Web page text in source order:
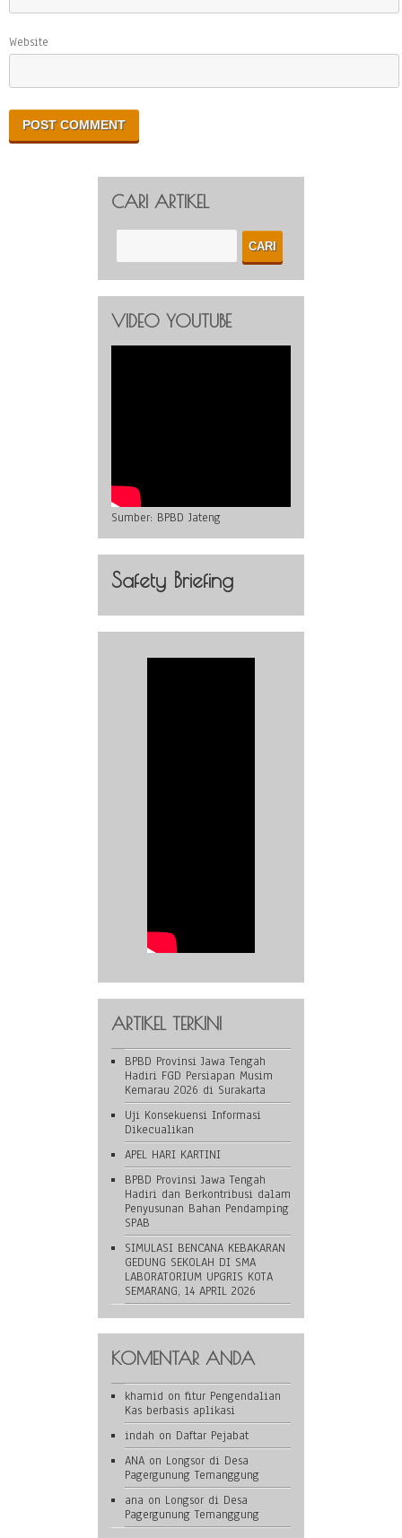
Website
CARI ARTIKEL
VIDEO YOUTUBE
Sumber: BPBD Jateng
Safety Briefing
ARTIKEL TERKINI
BPBD Provinsi Jawa Tengah
Hadiri FGD Persiapan Musim
Kemarau 2026 di Surakarta
Uji Konsekuensi Informasi
Dikecualikan
APEL HARI KARTINI
BPBD Provinsi Jawa Tengah
Hadiri dan Berkontribusi dalam
Penyusunan Bahan Pendamping
SPAB
SIMULASI BENCANA KEBAKARAN
GEDUNG SEKOLAH DI SMA
LABORATORIUM UPGRIS KOTA
SEMARANG, 14 APRIL 2026
KOMENTAR ANDA
khamid on fitur Pengendalian
Kas berbasis aplikasi
indah on Daftar Pejabat
ANA on Longsor di Desa
Pagergunung Temanggung
ana on Longsor di Desa
Pagergunung Temanggung